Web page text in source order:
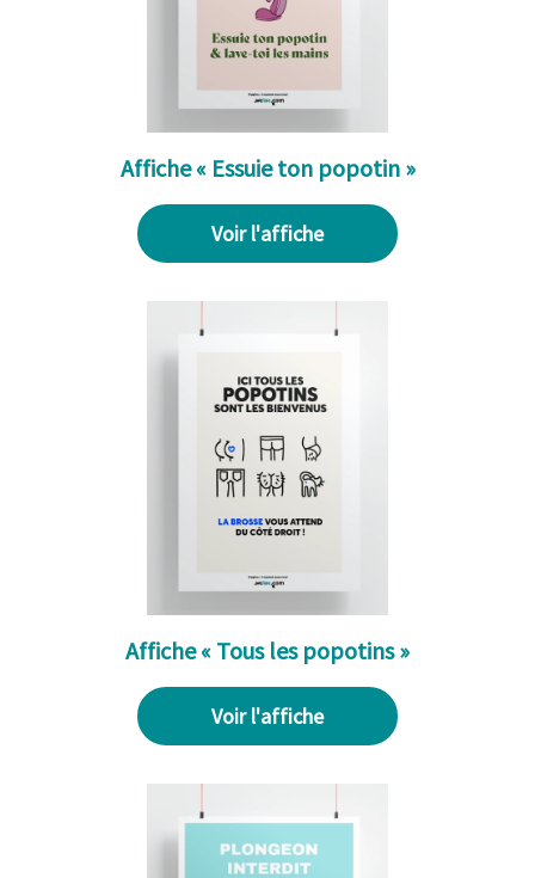
Affiche « Essuie ton popotin »
Voir l'affiche
Affiche « Tous les popotins »
Voir l'affiche